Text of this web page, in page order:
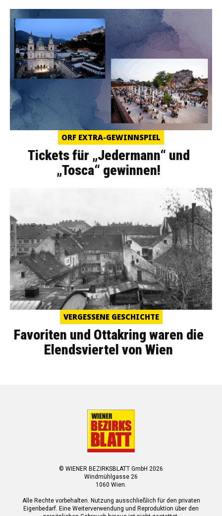
ORF EXTRA-GEWINNSPIEL
Tickets für „Jedermann“ und
„Tosca“ gewinnen!
VERGESSENE GESCHICHTE
Favoriten und Ottakring waren die
Elendsviertel von Wien
© WIENER BEZIRKSBLATT GmbH 2026
Windmühlgasse 26
1060 Wien.
Alle Rechte vorbehalten. Nutzung ausschließlich für den privaten
Eigenbedarf. Eine Weiterverwendung und Reproduktion über den